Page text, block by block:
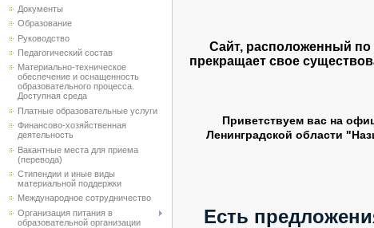
Документы
Образование
Руководство
Педагогический состав
Материально-техническое
обеспечение и оснащенность
образовательного процесса.
Доступная среда
Платные образовательные услуги
Финансово-хозяйственная
деятельность
Вакантные места для приема
(перевода)
Стипендии и иные виды
материальной поддержки
Международное сотрудничество
Организация питания в
образовательной организации
Сайт, расположенный по
прекращает свое
Приветствуем вас на
Ленинградской области
Есть